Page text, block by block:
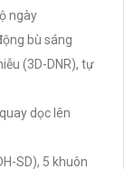
ngày
bù sáng
(3D-DNR), tự
dọc lên
SD), 5 khuôn